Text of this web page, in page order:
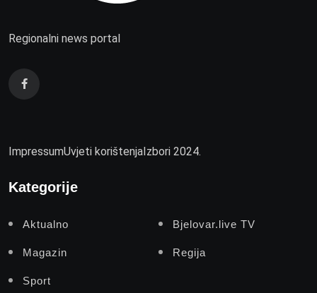
Regionalni news portal
ImpressumUvjeti korištenjaIzbori 2024.
Kategorije
Aktualno Bjelovar.live TV
Magazin Regija
Sport